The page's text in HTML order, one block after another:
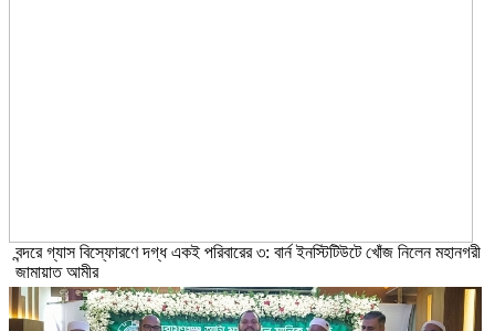
বন্দরে গ্যাস বিস্ফোরণে দগ্ধ একই পরিবারের ৩: বার্ন ইনস্টিটিউটে খোঁজ নিলেন মহানগরী
জামায়াত আমীর